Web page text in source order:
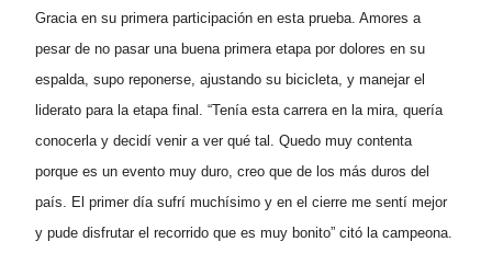
Gracia en su primera participación en esta prueba. Amores a
pesar de no pasar una buena primera etapa por dolores en su
espalda, supo reponerse, ajustando su bicicleta, y manejar el
liderato para la etapa final. “Tenía esta carrera en la mira, quería
conocerla y decidí venir a ver qué tal. Quedo muy contenta
porque es un evento muy duro, creo que de los más duros del
país. El primer día sufrí muchísimo y en el cierre me sentí mejor
y pude disfrutar el recorrido que es muy bonito” citó la campeona.